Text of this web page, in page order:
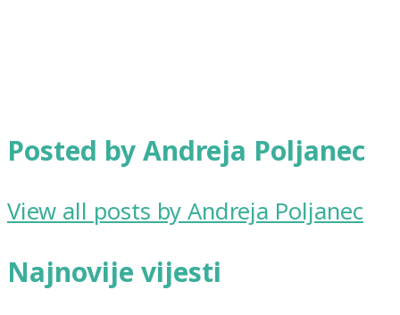
Posted by Andreja Poljanec
View all posts by Andreja Poljanec
Najnovije vijesti